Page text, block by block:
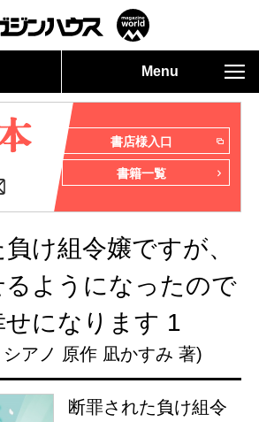
Menu
書店様入口
書籍一覧
け組令嬢ですが、
るようになったので
になります 1
アノ 原作 凪かすみ 著)
断罪された負け組令